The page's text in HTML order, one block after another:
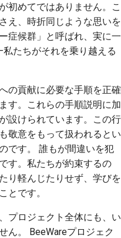
Polski
Português
தமிழ்
Türkçe
Yкраїнська
Tiếng Việt
中文(简体)
初めてではありません。こ
え、時折同じような思いを
症候群」と呼ばれ、実に一
たちがそれを乗り越える
の貢献に必要な手順を正確
す。これらの手順説明に加
設けられています。この行
敬意をもって扱われるとい
です。 誰もが間違いを犯
す。私たちが約束するの
り軽んじたりせず、学びを
とです。
プロジェクト全体にも、い
ん。 BeeWareプロジェク